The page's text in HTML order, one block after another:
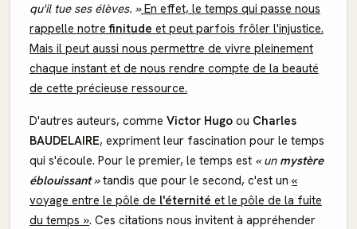
qu'il tue ses élèves. »En effet, le temps qui passe nous
rappelle notrefinitude et peut parfois frôler l'injustice.
Mais il peut aussi nous permettre de vivre pleinement
chaque instant et de nous rendre compte de la beauté
de cette précieuse ressource.
D'autres auteurs, comme Victor Hugo ou Charles
BAUDELAIRE, expriment leur fascination pour le temps
qui s'écoule. Pour le premier, le temps est « un mystère
éblouissant»tandis que pour le second, c'est un «
voyage entre le pôle de l'éternité et le pôle de la fuite
du temps ». Ces citations nous invitent à appréhender